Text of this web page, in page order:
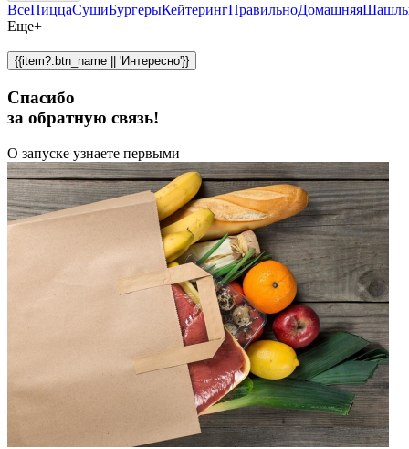
ВсеПиццаСушиБургерыКейтерингПравильноДомашняя
Еще+
{{item?.btn_name || 'Интересно'}}
Спасибо
за обратную связь!
О запуске узнаете первыми